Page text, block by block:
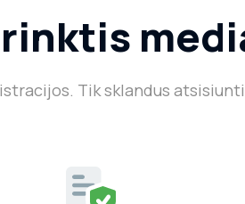
Tik sklandus